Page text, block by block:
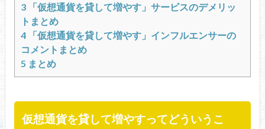
3「仮想通貨を貸して増やす」サービスのデメリッ
トまとめ
4「仮想通貨を貸して増やす」インフルエンサーの
コメントまとめ
5 まとめ
仮想通貨を貸して増やすってどういうこ